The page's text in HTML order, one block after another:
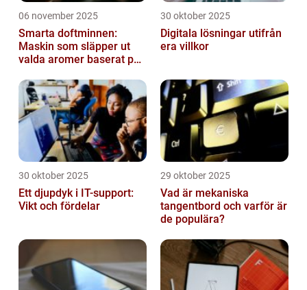
06 november 2025
Smarta doftminnen:
Maskin som släpper ut
valda aromer baserat på
30 oktober 2025
Digitala lösningar utifrån
era villkor
30 oktober 2025
Ett djupdyk i IT-support:
Vikt och fördelar
29 oktober 2025
Vad är mekaniska
tangentbord och varför är
de populära?